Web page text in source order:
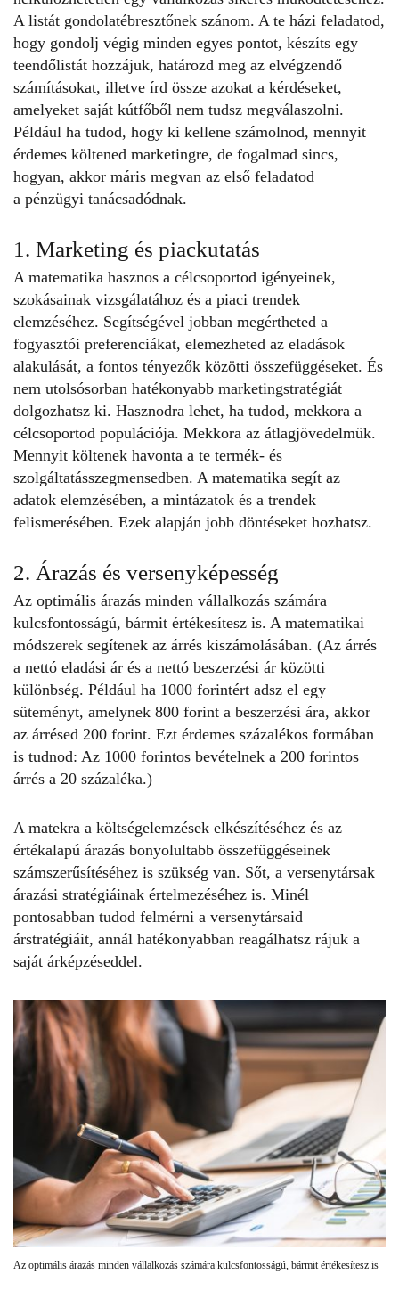
A listát gondolatébresztőnek szánom. A te házi feladatod,
hogy gondolj végig minden egyes pontot, készíts egy
teendőlistát hozzájuk, határozd meg az elvégzendő
számításokat, illetve írd össze azokat a kérdéseket,
amelyeket saját kútfőből nem tudsz megválaszolni.
Például ha tudod, hogy ki kellene számolnod, mennyit
érdemes költened marketingre, de fogalmad sincs,
hogyan, akkor máris megvan az első feladatod
a pénzügyi tanácsadódnak.
1. Marketing és piackutatás
A matematika hasznos a célcsoportod igényeinek,
szokásainak vizsgálatához és a piaci trendek
elemzéséhez. Segítségével jobban megértheted a
fogyasztói preferenciákat, elemezheted az eladások
alakulását, a fontos tényezők közötti összefüggéseket. És
nem utolsósorban hatékonyabb marketingstratégiát
dolgozhatsz ki. Hasznodra lehet, ha tudod, mekkora a
célcsoportod populációja. Mekkora az átlagjövedelmük.
Mennyit költenek havonta a te termék- és
szolgáltatásszegmensedben. A matematika segít az
adatok elemzésében, a mintázatok és a trendek
felismerésében. Ezek alapján jobb döntéseket hozhatsz.
2. Árazás és versenyképesség
Az optimális árazás minden vállalkozás számára
kulcsfontosságú, bármit értékesítesz is. A matematikai
módszerek segítenek az árrés kiszámolásában. (Az árrés
a nettó eladási ár és a nettó beszerzési ár közötti
különbség. Például ha 1000 forintért adsz el egy
süteményt, amelynek 800 forint a beszerzési ára, akkor
az árrésed 200 forint. Ezt érdemes százalékos formában
is tudnod: Az 1000 forintos bevételnek a 200 forintos
árrés a 20 százaléka.)
A matekra a költségelemzések elkészítéséhez és az
értékalapú árazás bonyolultabb összefüggéseinek
számszerűsítéséhez is szükség van. Sőt, a versenytársak
árazási stratégiáinak értelmezéséhez is. Minél
pontosabban tudod felmérni a versenytársaid
árstratégiáit, annál hatékonyabban reagálhatsz rájuk a
saját árképzéseddel.
Az optimális árazás minden vállalkozás számára kulcsfontosságú, bármit értékesítesz is